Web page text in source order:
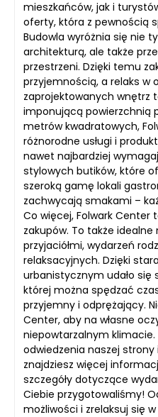
mieszkańców, jak i
oferty, która z pewnością
Budowla wyróżnia się nie
architekturą, ale także
przestrzeni. Dzięki temu
przyjemnością, a relaks w
zaprojektowanych wnętrz
imponującą powierzchnią
metrów kwadratowych,
różnorodne usługi i
nawet najbardziej
stylowych butików, które
szeroką gamę lokali
zachwycają smakami –
Co więcej, Folwark Center
zakupów. To także
przyjaciółmi, wydarzeń
relaksacyjnych. Dzięki
urbanistycznym udało
której można spędzać
przyjemny i odprężający.
Center, aby na własne
niepowtarzalnym
odwiedzenia naszej
znajdziesz więcej
szczegóły dotyczące
Ciebie przygotowaliśmy!
możliwości i zrelaksuj się